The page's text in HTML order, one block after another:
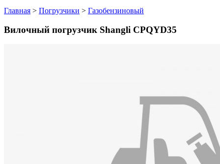
Главная > Погрузчики > Газобензиновый
Вилочный погрузчик Shangli CPQYD35